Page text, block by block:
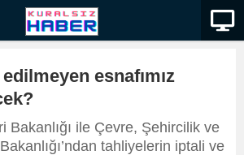
esnafımız
Bakanlığı ile Çevre, Şehircilik ve
tahliyelerin iptali ve